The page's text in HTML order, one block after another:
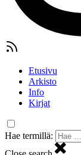
Etusivu
Arkisto
Info
Kirjat
Hae termillä: